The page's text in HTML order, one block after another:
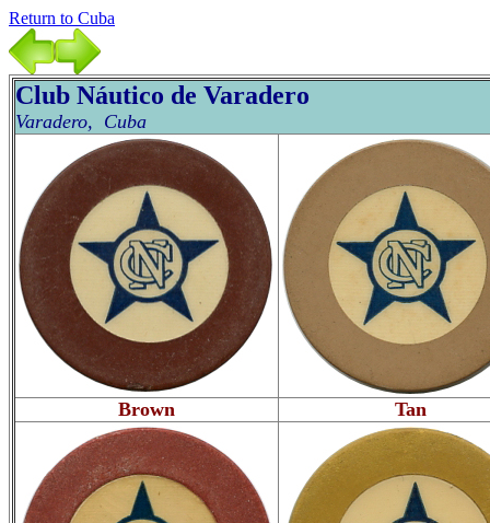
Return to Cuba
Club Náutico de Varadero
Varadero, Cuba
Brown Tan